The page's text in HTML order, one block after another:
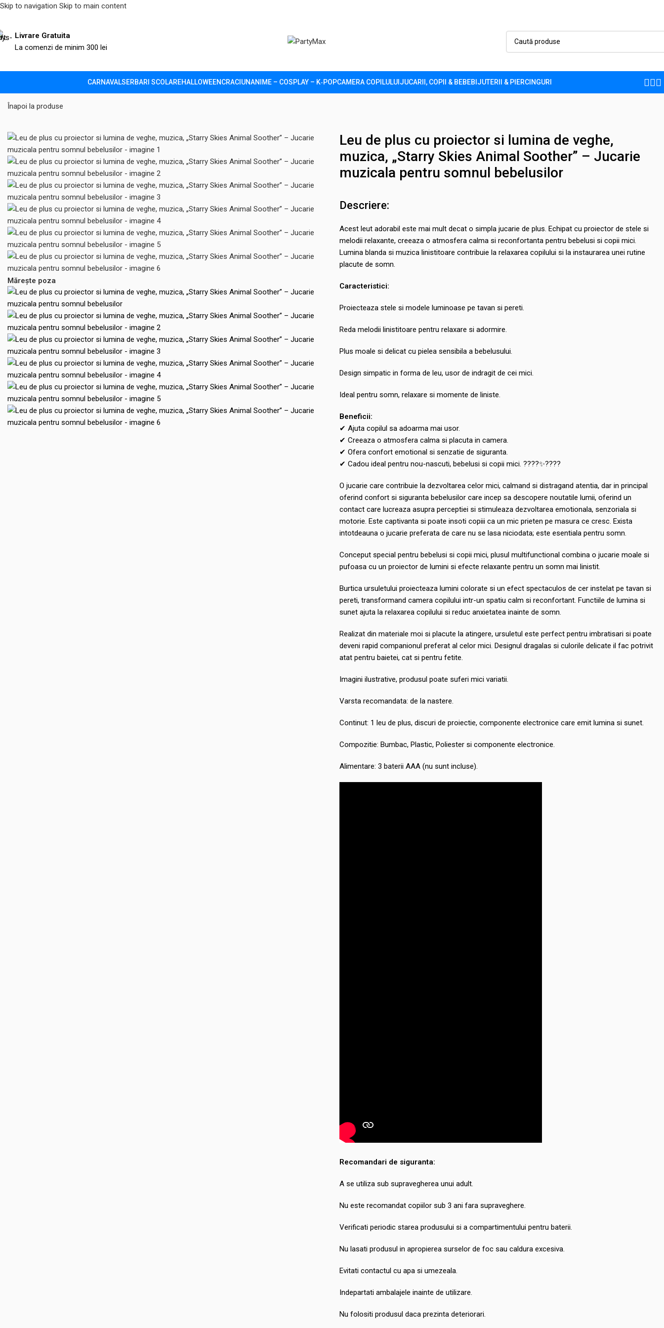
Skip to navigation Skip to main content
Livrare Gratuita
La comenzi de minim 300 lei
CARNAVALSERBARI SCOLAREHALLOWEENCRACIUNANIME – COSPLAY – K‑POPCAMERA COPILULUI JUCARII, COPII & BEBEBIJUTERII & PIERCINGURI
Înapoi la produse
Mărește poza
Leu de plus cu proiector si lumina de veghe,
muzica, „Starry Skies Animal Soother” – Jucarie
muzicala pentru somnul bebelusilor
Descriere:
Acest leut adorabil este mai mult decat o simpla jucarie de plus. Echipat cu proiector de stele si
melodii relaxante, creeaza o atmosfera calma si reconfortanta pentru bebelusi si copii mici.
Lumina blanda si muzica linistitoare contribuie la relaxarea copilului si la instaurarea unei rutine
placute de somn.
Caracteristici:
Proiecteaza stele si modele luminoase pe tavan si pereti.
Reda melodii linistitoare pentru relaxare si adormire.
Plus moale si delicat cu pielea sensibila a bebelusului.
Design simpatic in forma de leu, usor de indragit de cei mici.
Ideal pentru somn, relaxare si momente de liniste.
Beneficii:
✔ Ajuta copilul sa adoarma mai usor.
✔ Creeaza o atmosfera calma si placuta in camera.
✔ Ofera confort emotional si senzatie de siguranta.
✔ Cadou ideal pentru nou-nascuti, bebelusi si copii mici. ????✨????
O jucarie care contribuie la dezvoltarea celor mici, calmand si distragand atentia, dar in principal
oferind confort si siguranta bebelusilor care incep sa descopere noutatile lumii, oferind un
contact care lucreaza asupra perceptiei si stimuleaza dezvoltarea emotionala, senzoriala si
motorie. Este captivanta si poate insoti copiii ca un mic prieten pe masura ce cresc. Exista
intotdeauna o jucarie preferata de care nu se lasa niciodata; este esentiala pentru somn.
Conceput special pentru bebelusi si copii mici, plusul multifunctional combina o jucarie moale si
pufoasa cu un proiector de lumini si efecte relaxante pentru un somn mai linistit.
Burtica ursuletului proiecteaza lumini colorate si un efect spectaculos de cer instelat pe tavan si
pereti, transformand camera copilului intr-un spatiu calm si reconfortant. Functiile de lumina si
sunet ajuta la relaxarea copilului si reduc anxietatea inainte de somn.
Realizat din materiale moi si placute la atingere, ursuletul este perfect pentru imbratisari si poate
deveni rapid companionul preferat al celor mici. Designul dragalas si culorile delicate il fac potrivit
atat pentru baietei, cat si pentru fetite.
Imagini ilustrative, produsul poate suferi mici variatii.
Varsta recomandata: de la nastere.
Continut: 1 leu de plus, discuri de proiectie, componente electronice care emit lumina si sunet.
Compozitie: Bumbac, Plastic, Poliester si componente electronice.
Alimentare: 3 baterii AAA (nu sunt incluse).
Recomandari de siguranta:
A se utiliza sub supravegherea unui adult.
Nu este recomandat copiilor sub 3 ani fara supraveghere.
Verificati periodic starea produsului si a compartimentului pentru baterii.
Nu lasati produsul in apropierea surselor de foc sau caldura excesiva.
Evitati contactul cu apa si umezeala.
Indepartati ambalajele inainte de utilizare.
Nu folositi produsul daca prezinta deteriorari.